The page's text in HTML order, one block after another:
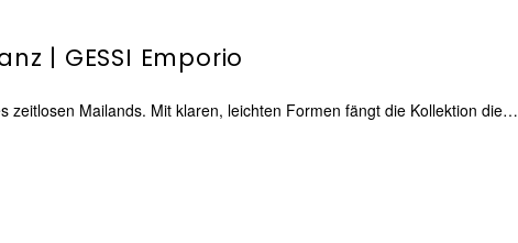
| GESSI Emporio
zeitlosen Mailands. Mit klaren, leichten Formen fängt die Kollektion die…